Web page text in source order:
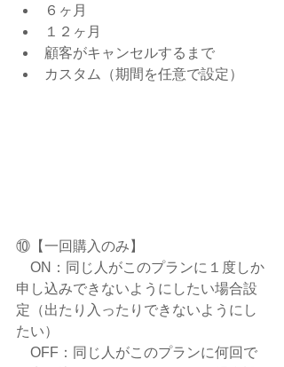
６ヶ月
１２ヶ月
顧客がキャンセルするまで
カスタム（期間を任意で設定）
⑩【一回購入のみ】
ON：同じ人がこのプランに１度しか
申し込みできないようにしたい場合設
定（出たり入ったりできないようにし
たい）
OFF：同じ人がこのプランに何回で